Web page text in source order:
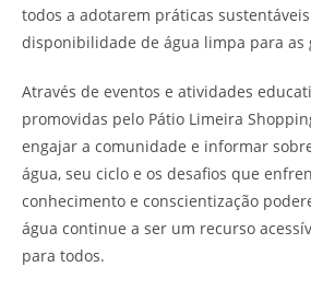
todos a adotarem práticas
disponibilidade de água limpa para as
Através de eventos e atividades
promovidas pelo Pátio Limeira
engajar a comunidade e informar
água, seu ciclo e os desafios que
conhecimento e conscientização
água continue a ser um recurso
para todos.